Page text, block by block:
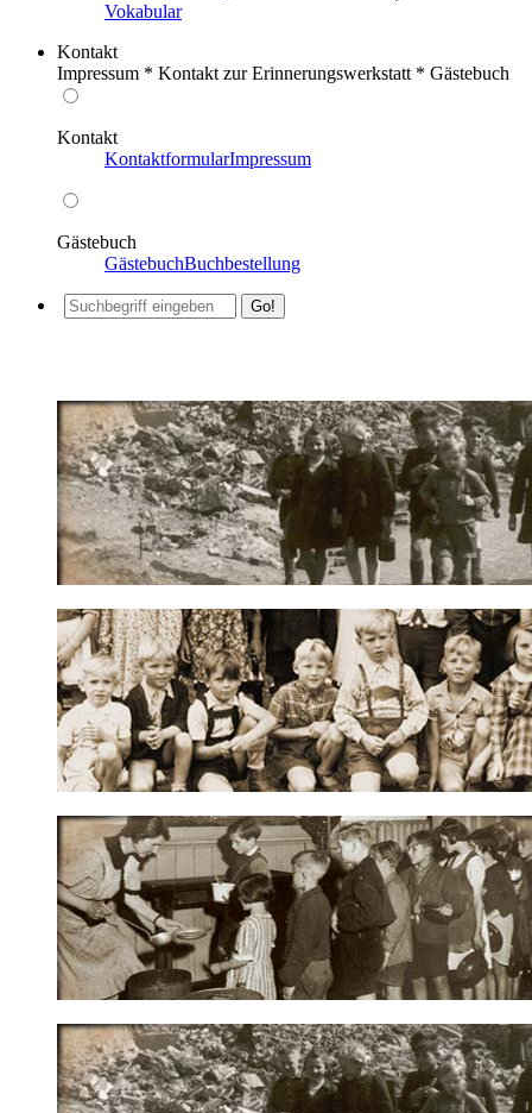
Vokabular
Kontakt
Impressum * Kontakt zur Erinnerungswerkstatt * Gästebuch
Kontakt
KontaktformularImpressum
Gästebuch
GästebuchBuchbestellung